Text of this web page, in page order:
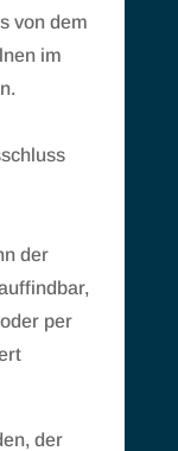
von dem
im
der
per
der